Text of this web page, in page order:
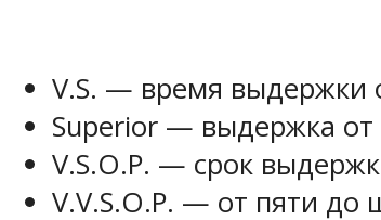
V.S. — время выдержки
Superior — выдержка от
V.S.O.P. — срок
V.V.S.O.P. — от пяти до